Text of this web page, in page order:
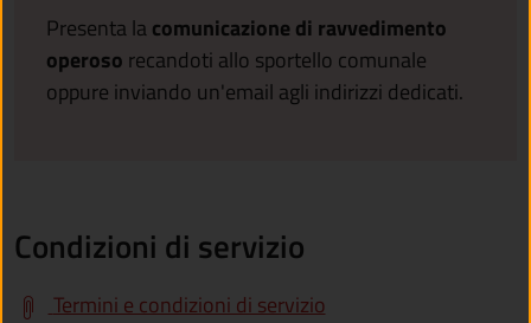
Presenta lacomunicazione di ravvedimento
operoso recandoti allo sportello comunale
oppure inviando un'email agli indirizzi dedicati.
Condizioni di servizio
Termini e condizioni di servizio